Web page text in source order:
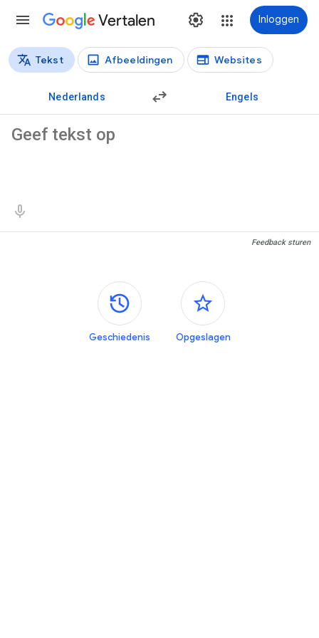
Vertalen Inloggen
Vertaaltypen
Tekst Afbeeldingen Websites
Nederlands Engels
Feedback sturen
Zijvensters
Geschiedenis Opgeslagen